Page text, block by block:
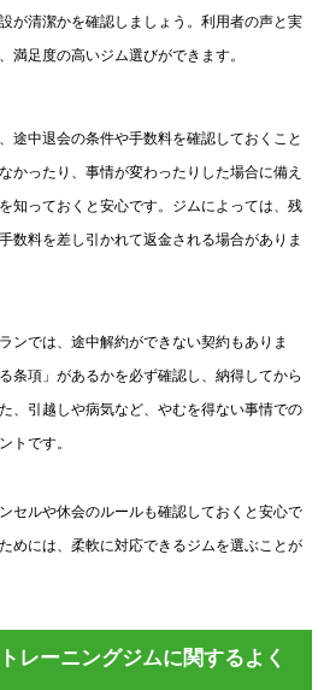
が清潔かを確認しましょう。利用者の声と実
満足度の高いジム選びができます。
途中退会の条件や手数料を確認しておくこと
かったり、事情が変わったりした場合に備え
知っておくと安心です。ジムによっては、残
数料を差し引かれて返金される場合がありま
ンでは、途中解約ができない契約もありま
条項」があるかを必ず確認し、納得してから
、引越しや病気など、やむを得ない事情での
トです。
セルや休会のルールも確認しておくと安心で
めには、柔軟に対応できるジムを選ぶことが
レーニングジムに関するよく